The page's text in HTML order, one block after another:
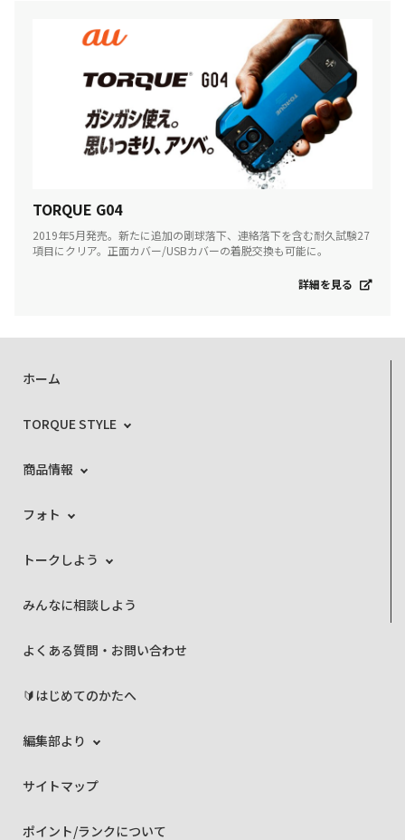
TORQUE G04
2019年5月発売。新たに追加の剛球落下、連絡落下を含む耐久試験27
項目にクリア。正面カバー/USBカバーの着脱交換も可能に。
詳細を見る
ホーム
TORQUE STYLE
商品情報
フォト
トークしよう
みんなに相談しよう
よくある質問・お問い合わせ
🔰はじめてのかたへ
編集部より
サイトマップ
ポイント/ランクについて